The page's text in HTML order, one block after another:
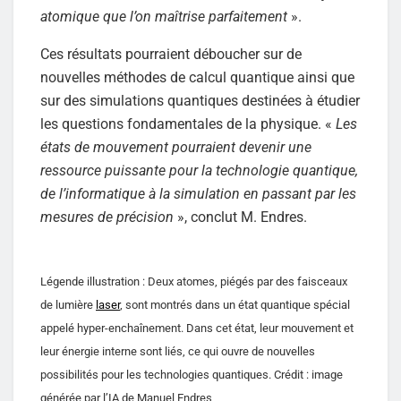
atomique que l’on maîtrise parfaitement ».
Ces résultats pourraient déboucher sur de
nouvelles méthodes de calcul quantique ainsi que
sur des simulations quantiques destinées à étudier
les questions fondamentales de la physique. « Les
états de mouvement pourraient devenir une
ressource puissante pour la technologie quantique,
de l’informatique à la simulation en passant par les
mesures de précision », conclut M. Endres.
Légende illustration : Deux atomes, piégés par des faisceaux
de lumière laser, sont montrés dans un état quantique spécial
appelé hyper-enchaînement. Dans cet état, leur mouvement et
leur énergie interne sont liés, ce qui ouvre de nouvelles
possibilités pour les technologies quantiques. Crédit : image
générée par l’IA de Manuel Endres